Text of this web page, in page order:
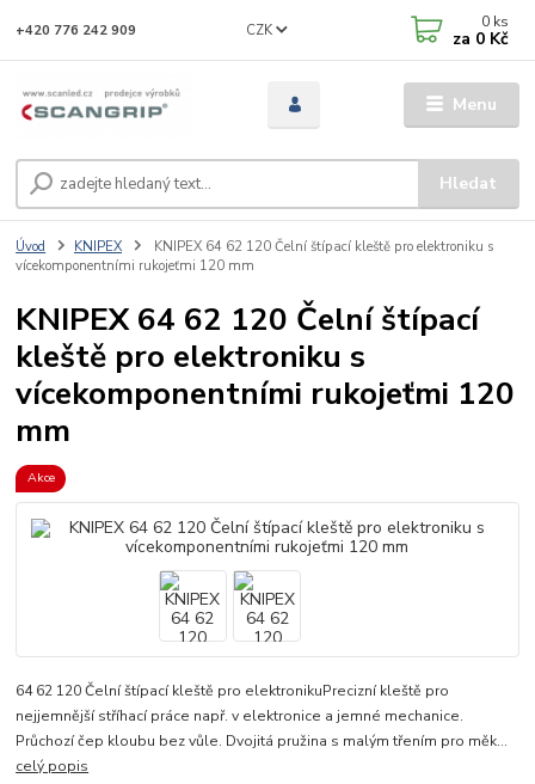
Menu
CZK
Hledat
+420 776 242 909 0 ks
za 0 Kč
Úvod KNIPEX
KNIPEX 64 62 120 Čelní štípací kleště pro elektroniku s
vícekomponentními rukojeťmi 120 mm
KNIPEX 64 62 120 Čelní štípací
kleště pro elektroniku s
vícekomponentními rukojeťmi 120
mm
Akce
64 62 120 Čelní štípací kleště pro elektronikuPrecizní kleště pro
nejjemnější stříhací práce např. v elektronice a jemné mechanice.
Průchozí čep kloubu bez vůle. Dvojitá pružina s malým třením pro měk...
celý popis